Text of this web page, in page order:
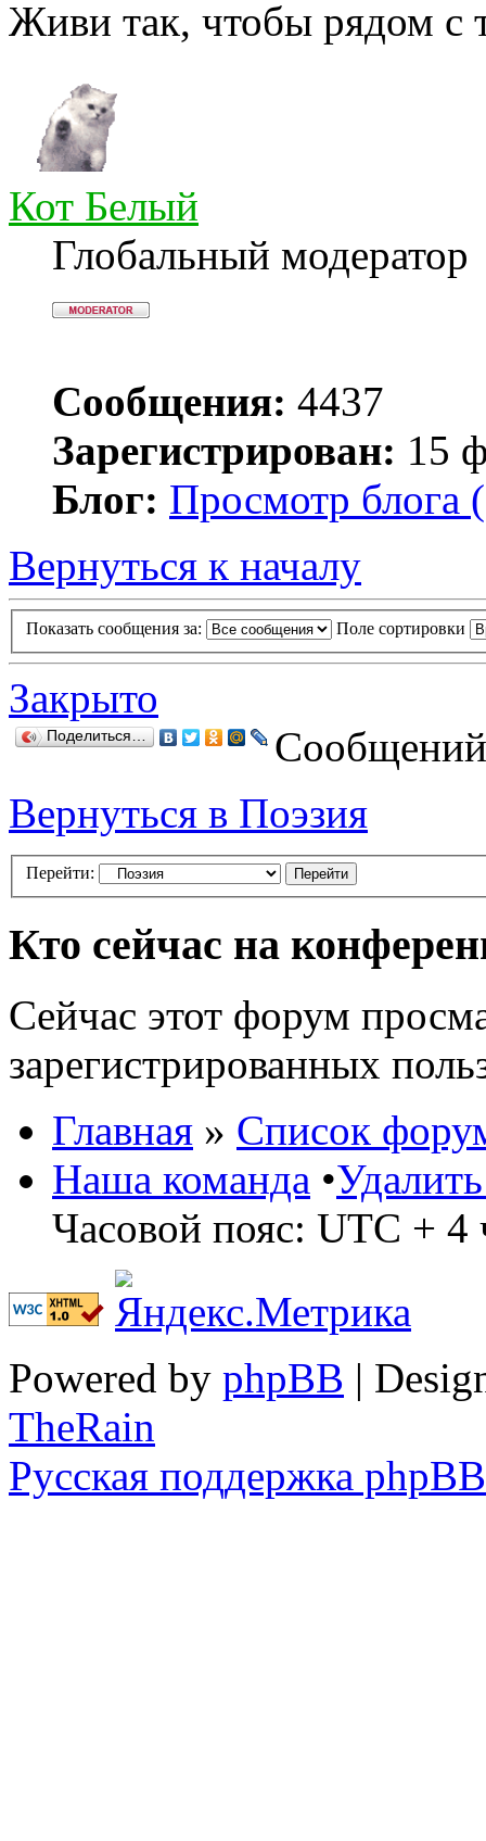
Живи так, чтобы рядом с
Кот Белый
Глобальный модератор
Сообщения: 4437
Зарегистрирован: 15
Блог: Просмотр блога
Вернуться к началу
Показать сообщения за: Поле сортировки
Закрыто
Поделиться…
Вернуться в Поэзия
Перейти:
Кто сейчас на
Сейчас этот форум
зарегистрированных
Главная » Список
Наша команда •
Часовой пояс: UTC + 4
Powered by phpBB |
TheRain
Русская поддержка phpBB